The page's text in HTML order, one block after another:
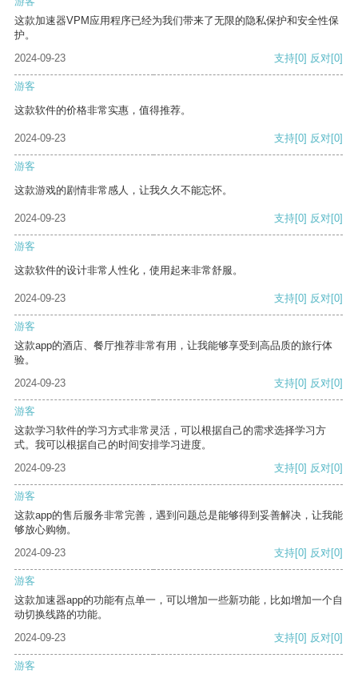
这款加速器VPM应用程序已经为我们带来了无限的隐私保护和安全性保
护。
2024-09-23
支持[0] 反对[0]
游客
这款软件的价格非常实惠，值得推荐。
2024-09-23 支持[0] 反对[0]
游客
这款游戏的剧情非常感人，让我久久不能忘怀。
2024-09-23 支持[0] 反对[0]
游客
这款软件的设计非常人性化，使用起来非常舒服。
2024-09-23 支持[0] 反对[0]
游客
这款app的酒店、餐厅推荐非常有用，让我能够享受到高品质的旅行体
验。
2024-09-23
支持[0] 反对[0]
游客
这款学习软件的学习方式非常灵活，可以根据自己的需求选择学习方
式。我可以根据自己的时间安排学习进度。
2024-09-23
支持[0] 反对[0]
游客
这款app的售后服务非常完善，遇到问题总是能够得到妥善解决，让我能
够放心购物。
2024-09-23
支持[0] 反对[0]
游客
这款加速器app的功能有点单一，可以增加一些新功能，比如增加一个自
动切换线路的功能。
2024-09-23
支持[0] 反对[0]
游客